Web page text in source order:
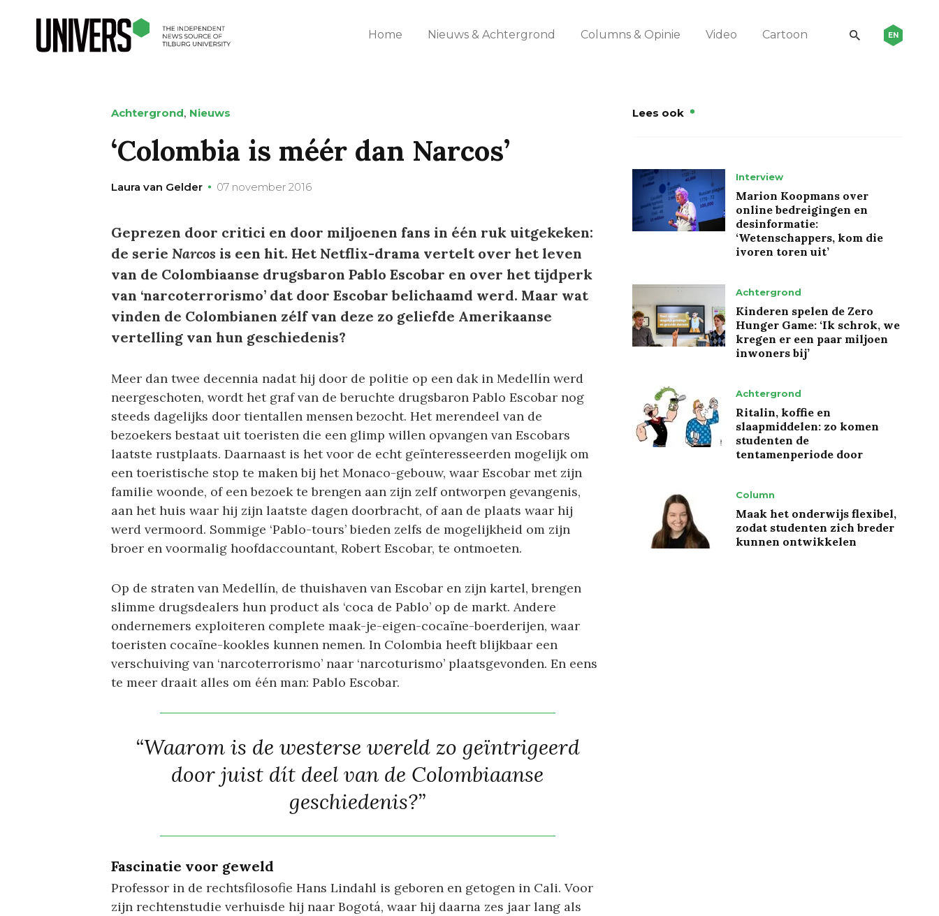
Home Nieuws & Achtergrond Columns & Opinie Video Cartoon EN
Achtergrond, Nieuws
‘Colombia is méér dan Narcos’
Laura van Gelder 07 november 2016
Geprezen door critici en door miljoenen fans in één ruk uitgekeken:
de serie Narcos is een hit. Het Netflix-drama vertelt over het leven
van de Colombiaanse drugsbaron Pablo Escobar en over het tijdperk
van ‘narcoterrorismo’ dat door Escobar belichaamd werd. Maar wat
vinden de Colombianen zélf van deze zo geliefde Amerikaanse
vertelling van hun geschiedenis?
Meer dan twee decennia nadat hij door de politie op een dak in Medellín werd
neergeschoten, wordt het graf van de beruchte drugsbaron Pablo Escobar nog
steeds dagelijks door tientallen mensen bezocht. Het merendeel van de
bezoekers bestaat uit toeristen die een glimp willen opvangen van Escobars
laatste rustplaats. Daarnaast is het voor de echt geïnteresseerden mogelijk om
een toeristische stop te maken bij het Monaco-gebouw, waar Escobar met zijn
familie woonde, of een bezoek te brengen aan zijn zelf ontworpen gevangenis,
aan het huis waar hij zijn laatste dagen doorbracht, of aan de plaats waar hij
werd vermoord. Sommige ‘Pablo-tours’ bieden zelfs de mogelijkheid om zijn
broer en voormalig hoofdaccountant, Robert Escobar, te ontmoeten.
Op de straten van Medellín, de thuishaven van Escobar en zijn kartel, brengen
slimme drugsdealers hun product als ‘coca de Pablo’ op de markt. Andere
ondernemers exploiteren complete maak-je-eigen-cocaïne-boerderijen, waar
toeristen cocaïne-kookles kunnen nemen. In Colombia heeft blijkbaar een
verschuiving van ‘narcoterrorismo’ naar ‘narcoturismo’ plaatsgevonden. En eens
te meer draait alles om één man: Pablo Escobar.
“Waarom is de westerse wereld zo geïntrigeerd
door juist dít deel van de Colombiaanse
geschiedenis?”
Fascinatie voor geweld
Professor in de rechtsfilosofie Hans Lindahl is geboren en getogen in Cali. Voor
zijn rechtenstudie verhuisde hij naar Bogotá, waar hij daarna zes jaar lang als
Lees ook
Interview
Marion Koopmans over
online bedreigingen en
desinformatie:
‘Wetenschappers, kom die
ivoren toren uit’
Achtergrond
Kinderen spelen de Zero
Hunger Game: ‘Ik schrok, we
kregen er een paar miljoen
inwoners bij’
Achtergrond
Ritalin, koffie en
slaapmiddelen: zo komen
studenten de
tentamenperiode door
Column
Maak het onderwijs flexibel,
zodat studenten zich breder
kunnen ontwikkelen